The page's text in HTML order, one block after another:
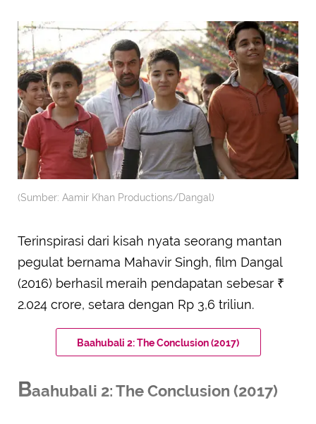
(Sumber: Aamir Khan Productions/Dangal)
Terinspirasi dari kisah nyata seorang mantan
pegulat bernama Mahavir Singh, film Dangal
(2016) berhasil meraih pendapatan sebesar ₹
2.024 crore, setara dengan Rp 3,6 triliun.
Baahubali 2: The Conclusion (2017)
Baahubali 2: The Conclusion (2017)